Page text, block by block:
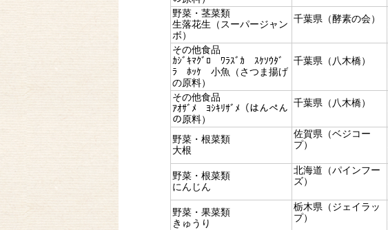
野菜・茎菜類
生落花生（スーパージャン
ボ）
千葉県（酵素の会）
その他食品
ｶｼﾞｷﾏｸﾞﾛ ﾜﾗｽﾞｶ ｽｹｿｳﾀﾞ
ﾗ ﾎｯｹ 小魚（さつま揚げ
の原料）
千葉県（八木橋）
その他食品
ｱｵｻﾞﾒ ﾖｼｷﾘｻﾞﾒ（はんぺん
の原料）
千葉県（八木橋）
野菜・根菜類
大根
佐賀県（ベジコー
プ）
野菜・根菜類
にんじん
北海道（パインフー
ズ）
野菜・果菜類
きゅうり
栃木県（ジェイラッ
プ）